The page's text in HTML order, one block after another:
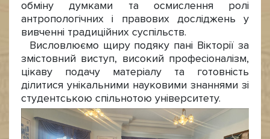
обміну думками та осмислення ролі
антропологічних і правових досліджень у
вивченні традиційних суспільств.
Висловлюємо щиру подяку пані Вікторії за
змістовний виступ, високий професіоналізм,
цікаву подачу матеріалу та готовність
ділитися унікальними науковими знаннями зі
студентською спільнотою університету.